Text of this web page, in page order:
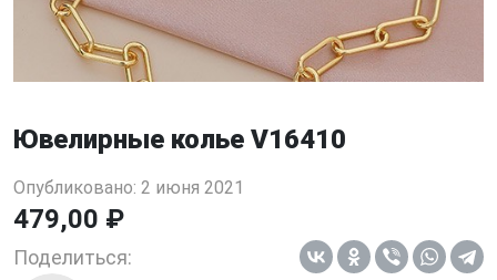
Ювелирные колье V16410
Опубликовано: 2 июня 2021
479,00 ₽
Поделиться: